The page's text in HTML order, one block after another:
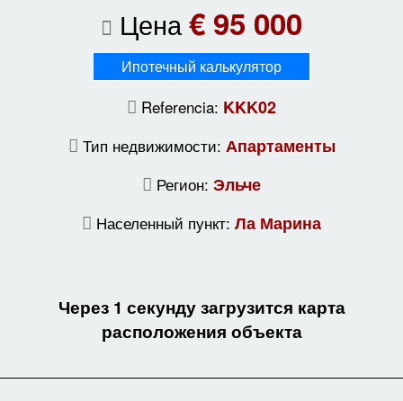
Цена€ 95 000
Ипотечный калькулятор
Referencia: KKK02
Тип недвижимости: Апартаменты
Регион: Эльче
Населенный пункт: Ла Марина
Через 1 секунду загрузится карта
расположения объекта